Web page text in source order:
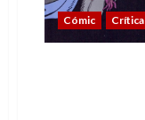
Cómic Crítica